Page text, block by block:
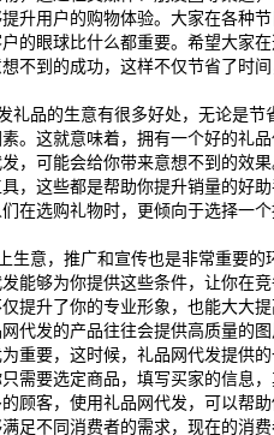
升用户的购物体验。大家在各种
的眼球比什么都重要。希望大家
不到的成功，这样不仅节省了时间
礼品的生意有很多好处，无论是节
。这就意味着，拥有一个好的礼
，可能会给你带来意想不到的效
，这些都是帮助你提升销量的好
在选购礼物时，更倾向于选择一
生意，推广和宣传也是非常重要的
能够为你提供这些条件，让你在
提升了你的专业形象，也能大大
代发的产品往往会提供高质量的
重要，这时候，礼品网代发提供
需要选定商品，填写买家的信息
顾客，使用礼品网代发，可以帮
足不同消费者的需求，现在的消